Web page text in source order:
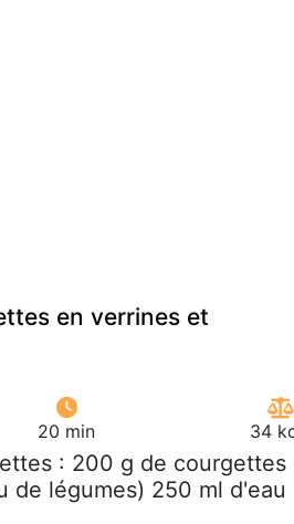
en verrines et
20 min 34
: 200 g de courgettes
légumes) 250 ml d'eau